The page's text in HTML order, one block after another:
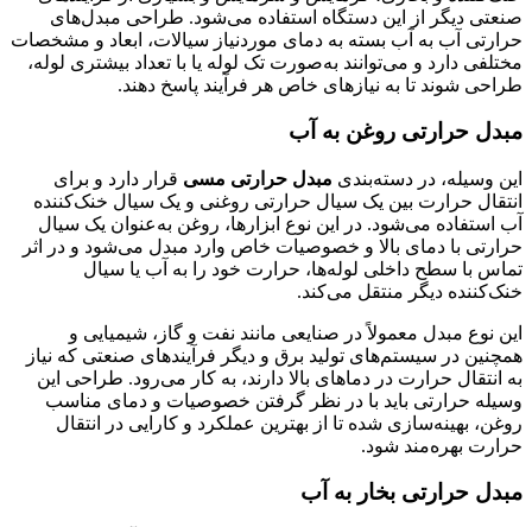
صنعتی دیگر از این دستگاه استفاده می‌شود. طراحی مبدل‌های
حرارتی آب به آب بسته به دمای موردنیاز سیالات، ابعاد و مشخصات
مختلفی دارد و می‌توانند به‌صورت تک لوله یا با تعداد بیشتری لوله،
طراحی شوند تا به نیازهای خاص هر فرآیند پاسخ دهند.
مبدل حرارتی روغن به آب
این وسیله، در دسته‌بندی مبدل حرارتی مسی قرار دارد و برای
انتقال حرارت بین یک سیال حرارتی روغنی و یک سیال خنک‌کننده
آب استفاده می‌شود. در این نوع ابزار‌ها، روغن به‌عنوان یک سیال
حرارتی با دمای بالا و خصوصیات خاص وارد مبدل می‌شود و در اثر
تماس با سطح داخلی لوله‌ها، حرارت خود را به آب یا سیال
خنک‌کننده دیگر منتقل می‌کند.
این نوع مبدل معمولاً در صنایعی مانند نفت و گاز، شیمیایی و
همچنین در سیستم‌های تولید برق و دیگر فرآیندهای صنعتی که نیاز
به انتقال حرارت در دماهای بالا دارند، به کار می‌رود. طراحی این
وسیله حرارتی باید با در نظر گرفتن خصوصیات و دمای مناسب
روغن، بهینه‌سازی شده تا از بهترین عملکرد و کارایی در انتقال
حرارت بهره‌مند شود.
مبدل حرارتی بخار به آب